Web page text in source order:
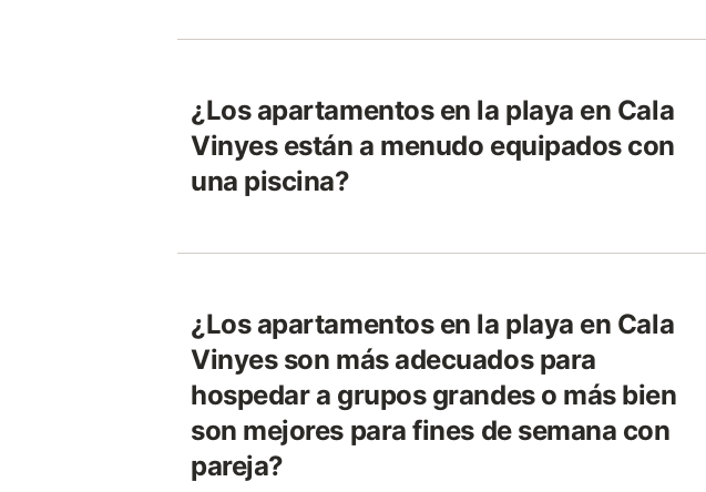
¿Los apartamentos en la playa en Cala
Vinyes están a menudo equipados con
una piscina?
¿Los apartamentos en la playa en Cala
Vinyes son más adecuados para
hospedar a grupos grandes o más bien
son mejores para fines de semana con
pareja?